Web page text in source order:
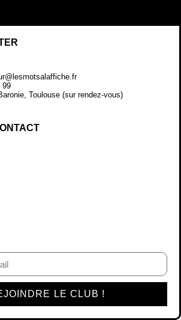
99
Toulouse (sur rendez-vous)
LE CLUB !